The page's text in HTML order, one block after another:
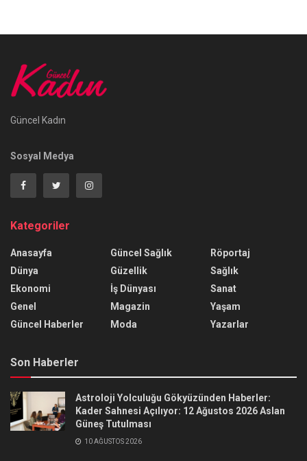
Güncel Kadın
Sosyal Medya
Kategoriler
Anasayfa
Dünya
Ekonomi
Genel
Güncel Haberler
Güncel Sağlık
Güzellik
İş Dünyası
Magazin
Moda
Röportaj
Sağlık
Sanat
Yaşam
Yazarlar
Son Haberler
Astroloji Yolculuğu Gökyüzünden Haberler:
Kader Sahnesi Açılıyor: 12 Ağustos 2026 Aslan
Güneş Tutulması
10 AĞUSTOS 2026